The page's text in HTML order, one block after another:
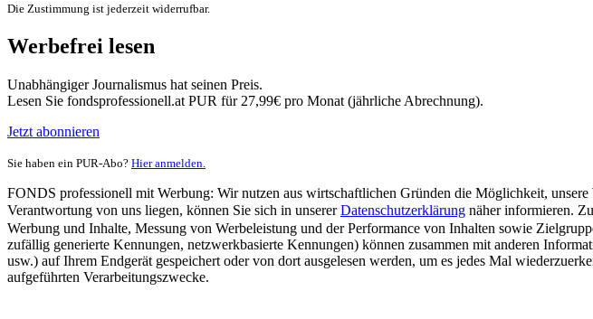
Die Zustimmung ist jederzeit widerrufbar.
Werbefrei lesen
Unabhängiger Journalismus hat seinen Preis.
Lesen Sie fondsprofessionell.at PUR für 27,99€ pro Monat (jährliche Abrechnung).
Jetzt abonnieren
Sie haben ein PUR-Abo? Hier anmelden.
FONDS professionell mit Werbung: Wir nutzen aus wirtschaftlichen Gründen die Möglichkeit,
Verantwortung von uns liegen, können Sie sich in unsererDatenschutzerklärung näher informieren.
Werbung und Inhalte, Messung von Werbeleistung und der Performance von Inhalten sowie
zufällig generierte Kennungen, netzwerkbasierte Kennungen) können zusammen mit anderen
usw.) auf Ihrem Endgerät gespeichert oder von dort ausgelesen werden, um es jedes Mal
aufgeführten Verarbeitungszwecke.